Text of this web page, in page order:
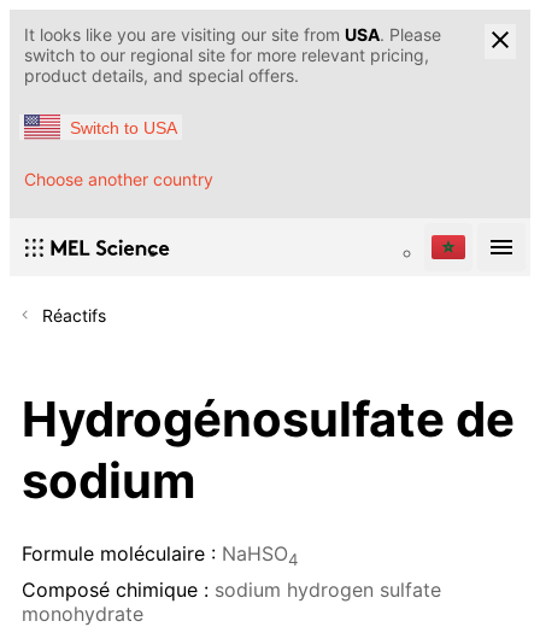
It looks like you are visiting our site from USA. Please
switch to our regional site for more relevant pricing,
product details, and special offers.
Switch to USA
Choose another country
Réactifs
Hydrogénosulfate de
sodium
Formule moléculaire : NaHSO4
Composé chimique : sodium hydrogen sulfate
monohydrate